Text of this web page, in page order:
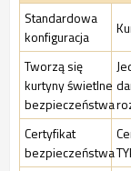
Standardowa
konfiguracja
Tworzą się
kurtyny świetlne
bezpieczeństwa
Certyfikat
bezpieczeństwa